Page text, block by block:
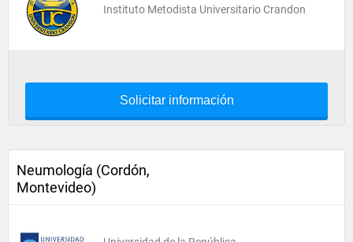
Instituto Metodista Universitario Crandon
Solicitar información
Neumología (Cordón,
Montevideo)